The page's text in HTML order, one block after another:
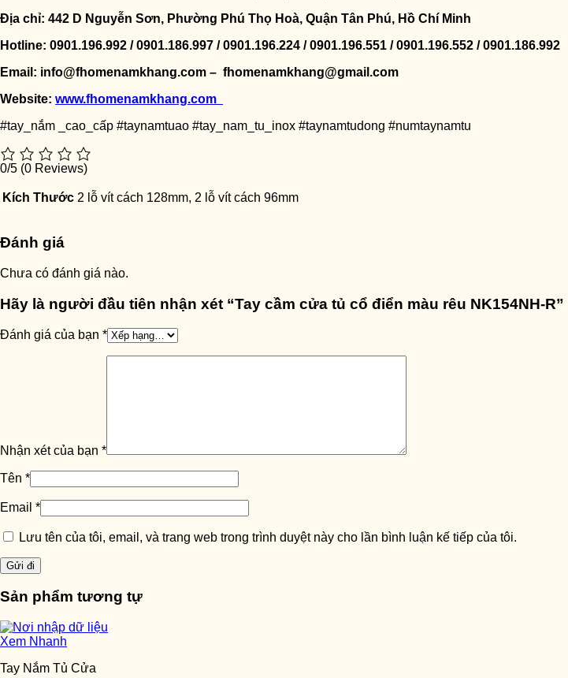
Địa chỉ: 442 D Nguyễn Sơn, Phường Phú Thọ Hoà, Quận Tân Phú, Hồ Chí Minh
Hotline: 0901.196.992 / 0901.186.997 / 0901.196.224 / 0901.196.551 / 0901.196.552 / 0901.186.992
Email: info@fhomenamkhang.com – fhomenamkhang@gmail.com
Website: www.fhomenamkhang.com
#tay_nắm _cao_cấp #taynamtuao #tay_nam_tu_inox #taynamtudong #numtaynamtu
0/5 (0 Reviews)
Kích Thước 2 lỗ vít cách 128mm, 2 lỗ vít cách 96mm
Đánh giá
Chưa có đánh giá nào.
Hãy là người đầu tiên nhận xét “Tay cầm cửa tủ cổ điển màu rêu NK154NH-R”
Đánh giá của bạn *
Nhận xét của bạn *
Tên *
Email *
Lưu tên của tôi, email, và trang web trong trình duyệt này cho lần bình luận kế tiếp của tôi.
Sản phẩm tương tự
Xem Nhanh
Tay Nắm Tủ Cửa